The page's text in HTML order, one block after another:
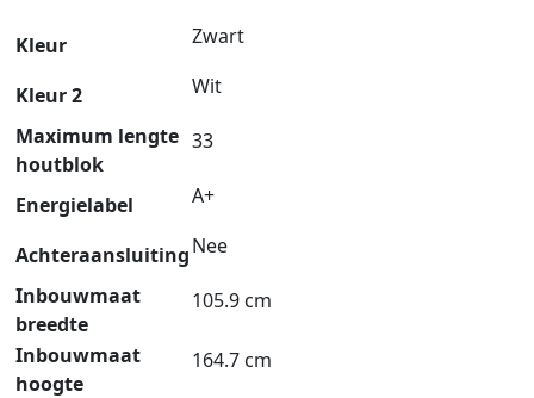
Kleur Zwart
Kleur 2
Wit
Maximum lengte
houtblok
33
Energielabel A+
AchteraansluitingNee
Inbouwmaat
breedte
105.9 cm
Inbouwmaat
hoogte
164.7 cm